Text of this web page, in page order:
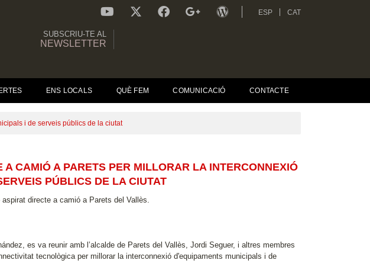
ESP CAT
SUBSCRIU-TE AL
NEWSLETTER
ENS LOCALS QUÈ FEM COMUNICACIÓ CONTACTE
i de serveis públics de la ciutat
CAMIÓ A PARETS PER MILLORAR LA INTERCONNEXIÓ
PÚBLICS DE LA CIUTAT
directe a camió a Parets del Vallès.
es va reunir amb l’alcalde de Parets del Vallès, Jordi Seguer, i altres membres
tecnològica per millorar la interconnexió d'equipaments municipals i de